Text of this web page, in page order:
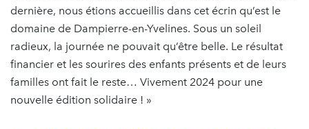
dernière, nous étions accueillis dans cet écrin qu’est le
domaine de Dampierre-en-Yvelines. Sous un soleil
radieux, la journée ne pouvait qu’être belle. Le résultat
financier et les sourires des enfants présents et de leurs
familles ont fait le reste… Vivement 2024 pour une
nouvelle édition solidaire ! »